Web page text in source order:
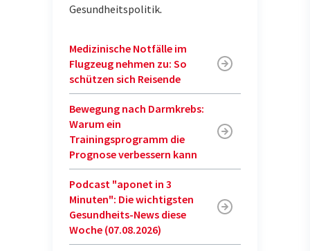
Gesundheitspolitik.
Medizinische Notfälle im
Flugzeug nehmen zu: So
schützen sich Reisende
Bewegung nach Darmkrebs:
Warum ein
Trainingsprogramm die
Prognose verbessern kann
Podcast "aponet in 3
Minuten": Die wichtigsten
Gesundheits-News diese
Woche (07.08.2026)